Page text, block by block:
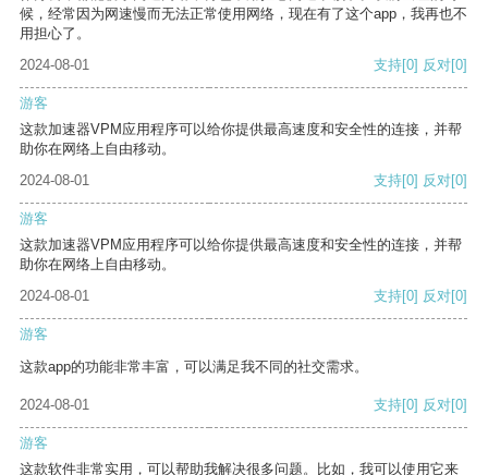
候，经常因为网速慢而无法正常使用网络，现在有了这个app，我再也不
用担心了。
2024-08-01
支持[0] 反对[0]
游客
这款加速器VPM应用程序可以给你提供最高速度和安全性的连接，并帮
助你在网络上自由移动。
2024-08-01
支持[0] 反对[0]
游客
这款加速器VPM应用程序可以给你提供最高速度和安全性的连接，并帮
助你在网络上自由移动。
2024-08-01
支持[0] 反对[0]
游客
这款app的功能非常丰富，可以满足我不同的社交需求。
2024-08-01 支持[0] 反对[0]
游客
这款软件非常实用，可以帮助我解决很多问题。比如，我可以使用它来